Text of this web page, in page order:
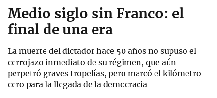
Medio siglo sin Franco: el
final de una era
La muerte del dictador hace 50 años no supuso el
cerrojazo inmediato de su régimen, que aún
perpetró graves tropelías, pero marcó el kilómetro
cero para la llegada de la democracia